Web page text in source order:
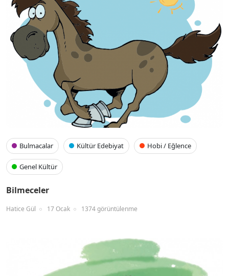
Bulmacalar Kültür Edebiyat Hobi / Eğlence
Genel Kültür
Bilmeceler
Hatice Gül 17 Ocak 1374 görüntülenme